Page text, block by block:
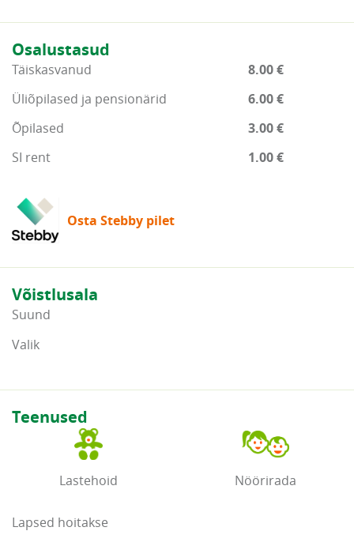
Osalustasud
Täiskasvanud
8.00 €
Üliõpilased ja pensionärid
6.00 €
Õpilased
3.00 €
SI rent
1.00 €
Osta Stebby pilet
Võistlusala
Suund
Valik
Teenused
Lastehoid Nöörirada
Lapsed hoitakse